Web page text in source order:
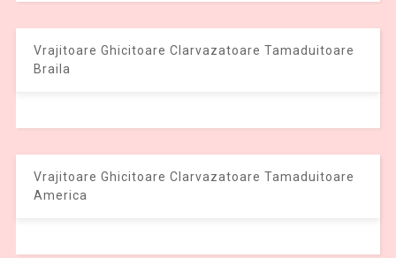
Vrajitoare Ghicitoare Clarvazatoare Tamaduitoare
Braila
Vrajitoare Ghicitoare Clarvazatoare Tamaduitoare
America